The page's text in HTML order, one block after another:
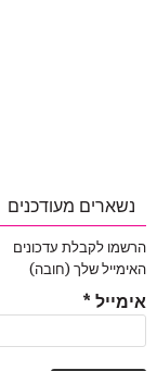
נשארים מעודכנים
הרשמו לקבלת עדכונים
האימייל שלך (חובה)
אימייל *